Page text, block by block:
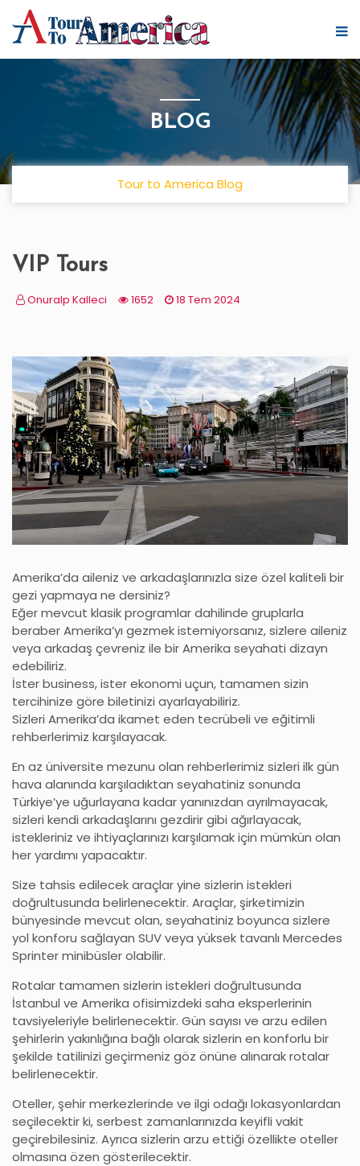
BLOG
Tour to America Blog
VIP Tours
Onuralp Kalleci 1652 18 Tem 2024
Amerika’da aileniz ve arkadaşlarınızla size özel kaliteli bir
gezi yapmaya ne dersiniz?
Eğer mevcut klasik programlar dahilinde gruplarla
beraber Amerika’yı gezmek istemiyorsanız, sizlere aileniz
veya arkadaş çevreniz ile bir Amerika seyahati dizayn
edebiliriz.
İster business, ister ekonomi uçun, tamamen sizin
tercihinize göre biletinizi ayarlayabiliriz.
Sizleri Amerika’da ikamet eden tecrübeli ve eğitimli
rehberlerimiz karşılayacak.
En az üniversite mezunu olan rehberlerimiz sizleri ilk gün
hava alanında karşıladıktan seyahatiniz sonunda
Türkiye’ye uğurlayana kadar yanınızdan ayrılmayacak,
sizleri kendi arkadaşlarını gezdirir gibi ağırlayacak,
istekleriniz ve ihtiyaçlarınızı karşılamak için mümkün olan
her yardımı yapacaktır.
Size tahsis edilecek araçlar yine sizlerin istekleri
doğrultusunda belirlenecektir. Araçlar, şirketimizin
bünyesinde mevcut olan, seyahatiniz boyunca sizlere
yol konforu sağlayan SUV veya yüksek tavanlı Mercedes
Sprinter minibüsler olabilir.
Rotalar tamamen sizlerin istekleri doğrultusunda
İstanbul ve Amerika ofisimizdeki saha eksperlerinin
tavsiyeleriyle belirlenecektir. Gün sayısı ve arzu edilen
şehirlerin yakınlığına bağlı olarak sizlerin en konforlu bir
şekilde tatilinizi geçirmeniz göz önüne alınarak rotalar
belirlenecektir.
Oteller, şehir merkezlerinde ve ilgi odağı lokasyonlardan
seçilecektir ki, serbest zamanlarınızda keyifli vakit
geçirebilesiniz. Ayrıca sizlerin arzu ettiği özellikte oteller
olmasına özen gösterilecektir.